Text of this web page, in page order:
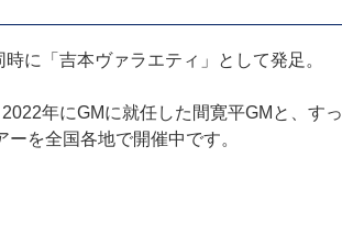
に「吉本ヴァラエティ」として発足。
年にGMに就任した間寛平GMと、すっ
を全国各地で開催中です。